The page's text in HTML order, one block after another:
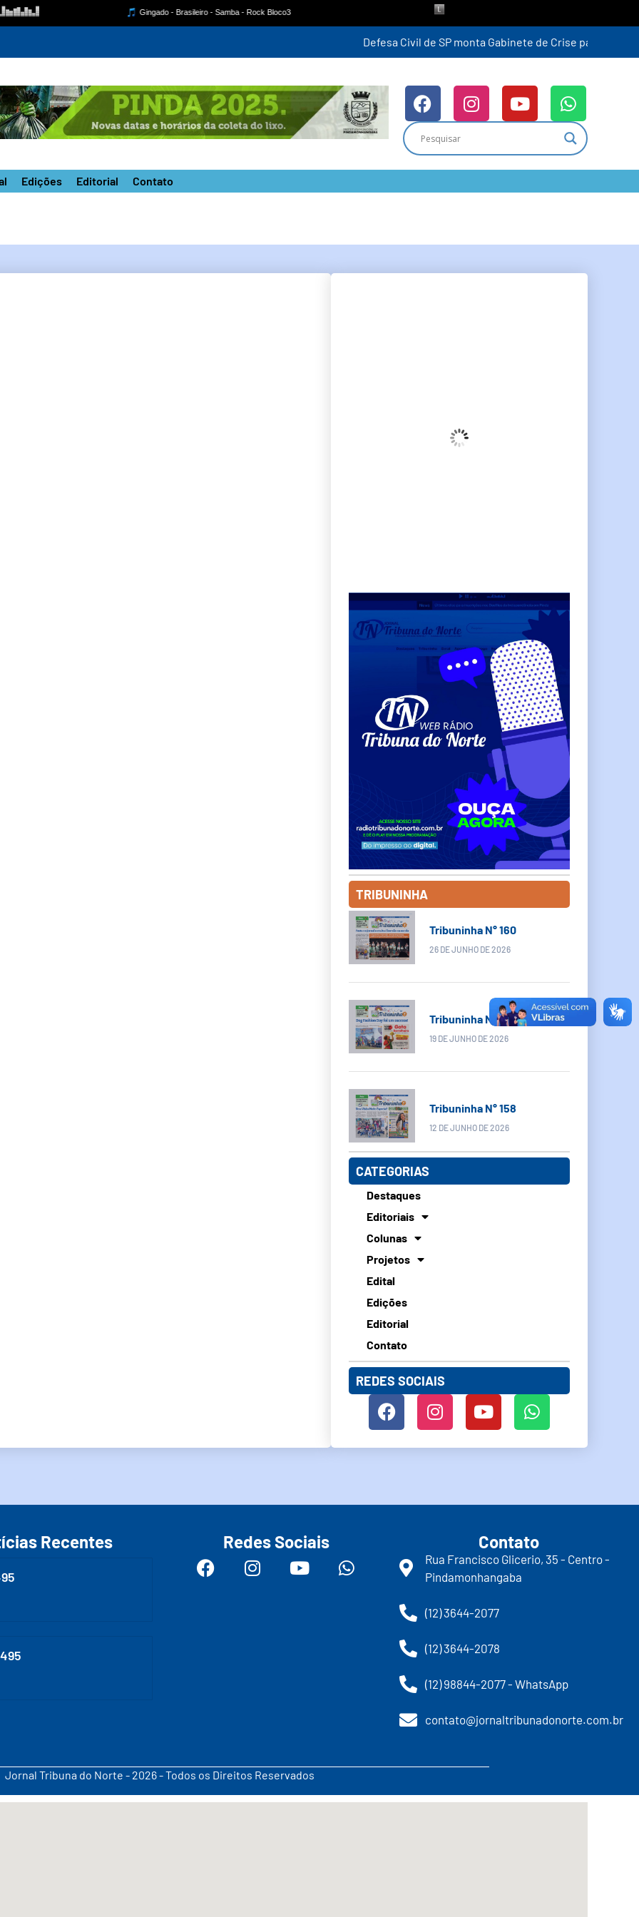
para monitorar ventania de até 100 km/h a partir desta quinta-feira (6)
Edições Editorial Contato
Wind Gust:
TRIBUNINHA
Tribuninha N° 160
26 DE JUNHO DE 2026
Tribuninha N° 159
19 DE JUNHO DE 2026
Tribuninha N° 158
12 DE JUNHO DE 2026
CATEGORIAS
Destaques
Editoriais
Colunas
Projetos
Edital
Edições
Editorial
Contato
REDES SOCIAIS
Recentes Redes Sociais Contato
Rua Francisco Glicerio, 35 - Centro -
Pindamonhangaba
(12) 3644-2077
(12) 3644-2078
(12) 98844-2077 - WhatsApp
contato@jornaltribunadonorte.com.br
Jornal Tribuna do Norte - 2026 - Todos os Direitos Reservados